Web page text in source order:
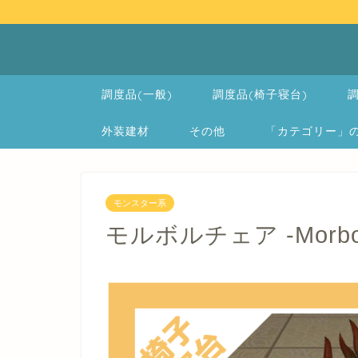
調度品(一般) 調度品(椅子寝台)
外装建材 その他 「カテゴリー
モンスター系
モルボルチェア -